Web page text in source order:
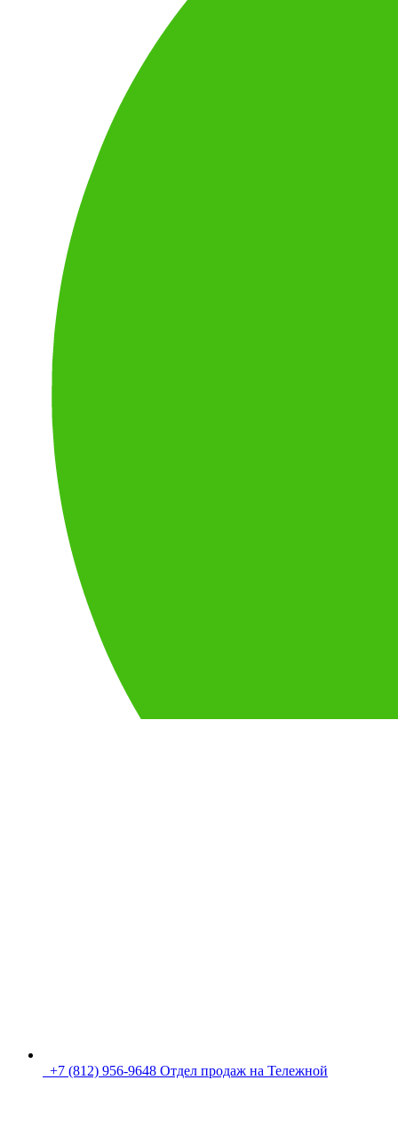
+7 (812) 956-9648 Отдел продаж на Тележной